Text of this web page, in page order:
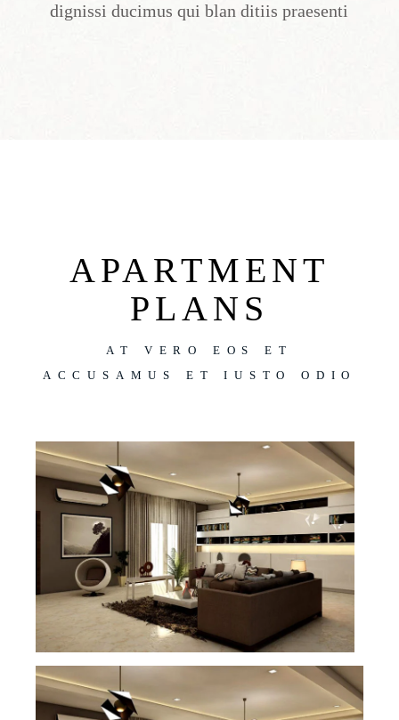
dignissi ducimus qui blan ditiis praesenti
APARTMENT
PLANS
AT VERO EOS ET
ACCUSAMUS ET IUSTO ODIO